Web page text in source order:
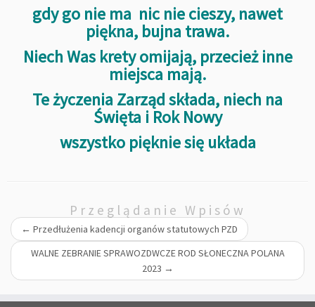
gdy go nie ma nic nie cieszy, nawet
piękna, bujna trawa.
Niech Was krety omijają, przecież inne
miejsca mają.
Te życzenia Zarząd składa, niech na
Święta i Rok Nowy
wszystko pięknie się układa
Przeglądanie Wpisów
← Przedłużenia kadencji organów statutowych PZD
WALNE ZEBRANIE SPRAWOZDWCZE ROD SŁONECZNA POLANA
2023 →